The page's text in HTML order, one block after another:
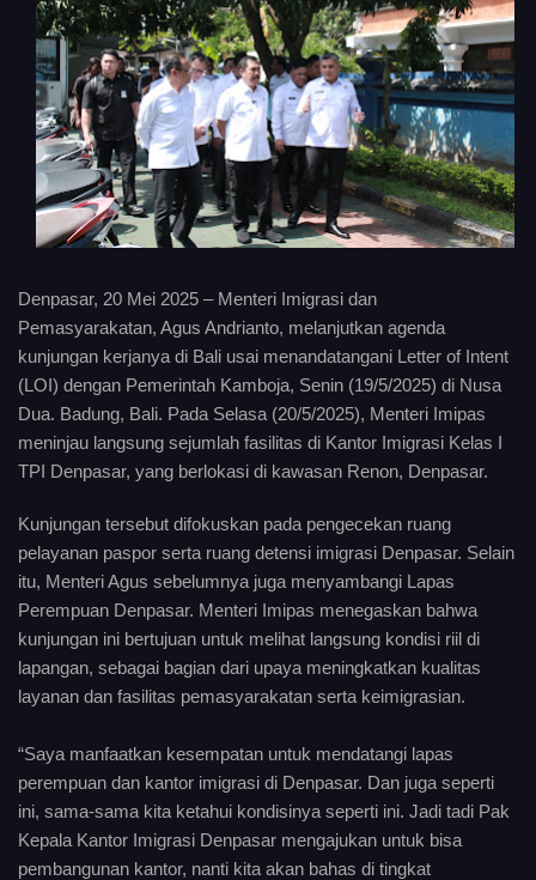
Denpasar, 20 Mei 2025 – Menteri Imigrasi dan
Pemasyarakatan, Agus Andrianto, melanjutkan agenda
kunjungan kerjanya di Bali usai menandatangani Letter of Intent
(LOI) dengan Pemerintah Kamboja, Senin (19/5/2025) di Nusa
Dua. Badung, Bali. Pada Selasa (20/5/2025), Menteri Imipas
meninjau langsung sejumlah fasilitas di Kantor Imigrasi Kelas I
TPI Denpasar, yang berlokasi di kawasan Renon, Denpasar.
Kunjungan tersebut difokuskan pada pengecekan ruang
pelayanan paspor serta ruang detensi imigrasi Denpasar. Selain
itu, Menteri Agus sebelumnya juga menyambangi Lapas
Perempuan Denpasar. Menteri Imipas menegaskan bahwa
kunjungan ini bertujuan untuk melihat langsung kondisi riil di
lapangan, sebagai bagian dari upaya meningkatkan kualitas
layanan dan fasilitas pemasyarakatan serta keimigrasian.
“Saya manfaatkan kesempatan untuk mendatangi lapas
perempuan dan kantor imigrasi di Denpasar. Dan juga seperti
ini, sama-sama kita ketahui kondisinya seperti ini. Jadi tadi Pak
Kepala Kantor Imigrasi Denpasar mengajukan untuk bisa
pembangunan kantor, nanti kita akan bahas di tingkat